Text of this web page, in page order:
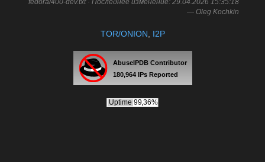
— Oleg Kochkin
TOR/ONION I2P